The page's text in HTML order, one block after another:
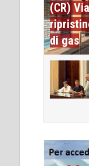
(CR)
di gas